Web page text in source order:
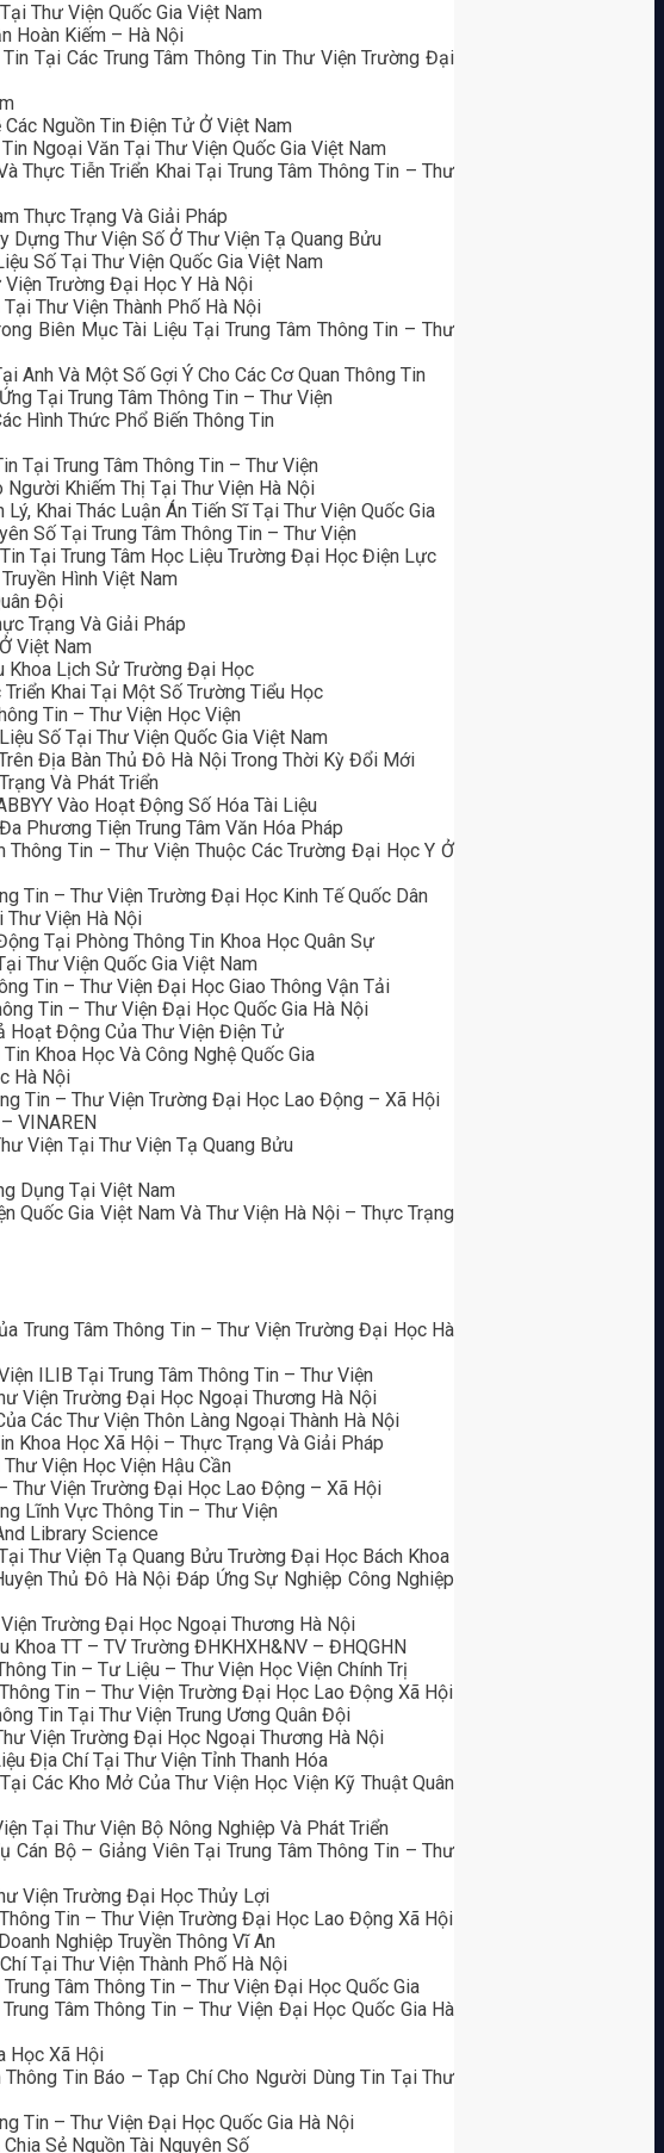
Thư Viện Quốc Gia Việt Nam
Hoàn Kiếm – Hà Nội
Tại Các Trung Tâm Thông Tin Thư Viện Trường Đại
Nguồn Tin Điện Tử Ở Việt Nam
Ngoại Văn Tại Thư Viện Quốc Gia Việt Nam
Thực Tiễn Triển Khai Tại Trung Tâm Thông Tin – Thư
Thực Trạng Và Giải Pháp
Dựng Thư Viện Số Ở Thư Viện Tạ Quang Bửu
Số Tại Thư Viện Quốc Gia Việt Nam
Viện Trường Đại Học Y Hà Nội
Thư Viện Thành Phố Hà Nội
Biên Mục Tài Liệu Tại Trung Tâm Thông Tin – Thư
Anh Và Một Số Gợi Ý Cho Các Cơ Quan Thông Tin
Tại Trung Tâm Thông Tin – Thư Viện
Hình Thức Phổ Biến Thông Tin
Tại Trung Tâm Thông Tin – Thư Viện
Người Khiếm Thị Tại Thư Viện Hà Nội
Khai Thác Luận Án Tiến Sĩ Tại Thư Viện Quốc Gia
Số Tại Trung Tâm Thông Tin – Thư Viện
Tại Trung Tâm Học Liệu Trường Đại Học Điện Lực
Hình Việt Nam
Đội
Trạng Và Giải Pháp
Việt Nam
Khoa Lịch Sử Trường Đại Học
Khai Tại Một Số Trường Tiểu Học
Tin – Thư Viện Học Viện
Số Tại Thư Viện Quốc Gia Việt Nam
Địa Bàn Thủ Đô Hà Nội Trong Thời Kỳ Đổi Mới
Và Phát Triển
Vào Hoạt Động Số Hóa Tài Liệu
Phương Tiện Trung Tâm Văn Hóa Pháp
Thông Tin – Thư Viện Thuộc Các Trường Đại Học Y Ở
Tin – Thư Viện Trường Đại Học Kinh Tế Quốc Dân
Thư Viện Hà Nội
Tại Phòng Thông Tin Khoa Học Quân Sự
Thư Viện Quốc Gia Việt Nam
Tin – Thư Viện Đại Học Giao Thông Vận Tải
Tin – Thư Viện Đại Học Quốc Gia Hà Nội
Hoạt Động Của Thư Viện Điện Tử
Khoa Học Và Công Nghệ Quốc Gia
Hà Nội
Tin – Thư Viện Trường Đại Học Lao Động – Xã Hội
VINAREN
Viện Tại Thư Viện Tạ Quang Bửu
Dụng Tại Việt Nam
Quốc Gia Việt Nam Và Thư Viện Hà Nội – Thực Trạng
Trung Tâm Thông Tin – Thư Viện Trường Đại Học Hà
ILIB Tại Trung Tâm Thông Tin – Thư Viện
Viện Trường Đại Học Ngoại Thương Hà Nội
Các Thư Viện Thôn Làng Ngoại Thành Hà Nội
Khoa Học Xã Hội – Thực Trạng Và Giải Pháp
Viện Học Viện Hậu Cần
Thư Viện Trường Đại Học Lao Động – Xã Hội
Lĩnh Vực Thông Tin – Thư Viện
Library Science
Thư Viện Tạ Quang Bửu Trường Đại Học Bách Khoa
Thủ Đô Hà Nội Đáp Ứng Sự Nghiệp Công Nghiệp
Trường Đại Học Ngoại Thương Hà Nội
Khoa TT – TV Trường ĐHKHXH&NV – ĐHQGHN
Tin – Tư Liệu – Thư Viện Học Viện Chính Trị
Tin – Thư Viện Trường Đại Học Lao Động Xã Hội
Tin Tại Thư Viện Trung Ương Quân Đội
Viện Trường Đại Học Ngoại Thương Hà Nội
Địa Chí Tại Thư Viện Tỉnh Thanh Hóa
Các Kho Mở Của Thư Viện Học Viện Kỹ Thuật Quân
Tại Thư Viện Bộ Nông Nghiệp Và Phát Triển
Cán Bộ – Giảng Viên Tại Trung Tâm Thông Tin – Thư
Viện Trường Đại Học Thủy Lợi
Tin – Thư Viện Trường Đại Học Lao Động Xã Hội
Nghiệp Truyền Thông Vĩ An
Tại Thư Viện Thành Phố Hà Nội
Tâm Thông Tin – Thư Viện Đại Học Quốc Gia
Tâm Thông Tin – Thư Viện Đại Học Quốc Gia Hà
Học Xã Hội
Tin Báo – Tạp Chí Cho Người Dùng Tin Tại Thư
Tin – Thư Viện Đại Học Quốc Gia Hà Nội
Sẻ Nguồn Tài Nguyên Số